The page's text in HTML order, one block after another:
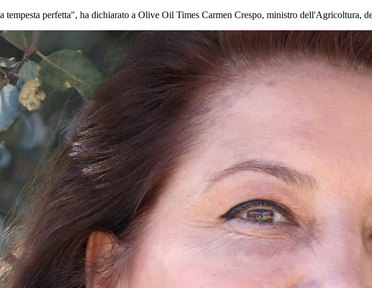
perfetta", ha dichiarato a Olive Oil Times Carmen Crespo, ministro dell'Agricoltura,